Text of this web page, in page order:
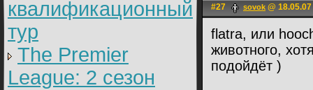
квалификационный
тур
The Premier
League: 2 cезон
#27 sovok @
flatra, или
животного,
подойдёт )